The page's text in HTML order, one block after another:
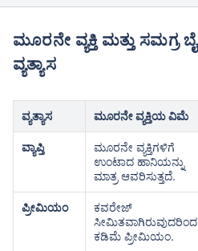
ಮೂರನೇ ವ್ಯಕ್ತಿ ಮತ್ತು ಸಮಗ್ರ ಬೈಕ್ ವಿಮೆಯ ನಡುವಿನ
ವ್ಯತ್ಯಾಸ
ವ್ಯತ್ಯಾಸ ಮೂರನೇ ವ್ಯಕ್ತಿಯ ವಿಮೆ
ವ್ಯಾಪ್ತಿ
ಮೂರನೇ ವ್ಯಕ್ತಿಗಳಿಗೆ
ಉಂಟಾದ ಹಾನಿಯನ್ನು
ಮಾತ್ರ ಆವರಿಸುತ್ತದೆ.
ಪ್ರೀಮಿಯಂ
ಕವರೇಜ್
ಸೀಮಿತವಾಗಿರುವುದರಿಂದ
ಕಡಿಮೆ ಪ್ರೀಮಿಯಂ.